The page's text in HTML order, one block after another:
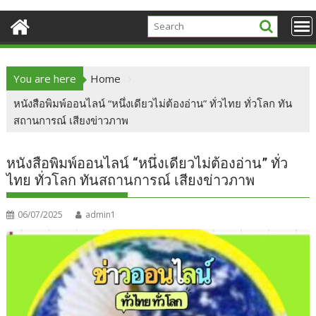
You are here
Home
หนังสือพิมพ์ออนไลน์ “หนึ่งเดียวไม่ต้องอ่าน” ทั่วไทย ทั่วโลก ทัน
สถานการณ์ เสียงข่าวภาพ
หนังสือพิมพ์ออนไลน์ “หนึ่งเดียวไม่ต้องอ่าน” ทั่ว
ไทย ทั่วโลก ทันสถานการณ์ เสียงข่าวภาพ
06/07/2025 admin1